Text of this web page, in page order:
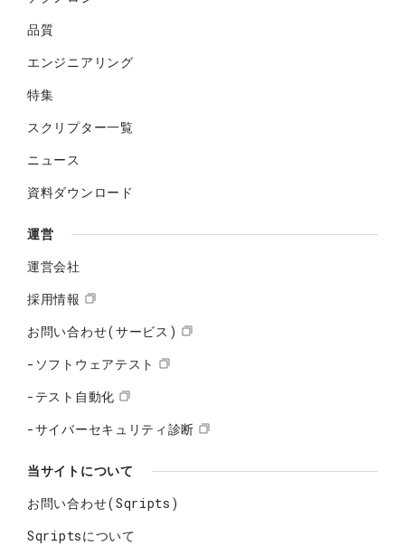
品質
エンジニアリング
特集
スクリプター一覧
ニュース
資料ダウンロード
運営
運営会社
採用情報
お問い合わせ(サービス)
-ソフトウェアテスト
-テスト自動化
-サイバーセキュリティ診断
当サイトについて
お問い合わせ(Sqripts)
Sqriptsについて